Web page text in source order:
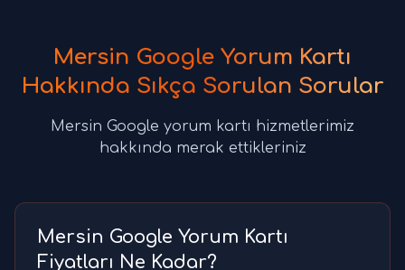
Mersin Google Yorum Kartı
Hakkında Sıkça Sorulan Sorular
Mersin Google yorum kartı hizmetlerimiz
hakkında merak ettikleriniz
Mersin Google Yorum Kartı
Fiyatları Ne Kadar?